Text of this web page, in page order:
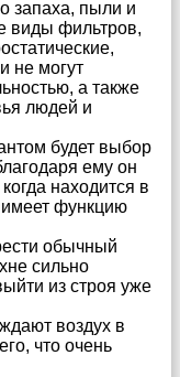
запаха, пыли и
виды фильтров,
не могут
а также
людей и
будет выбор
ему он
находится в
функцию
обычный
сильно
из строя уже
воздух в
что очень